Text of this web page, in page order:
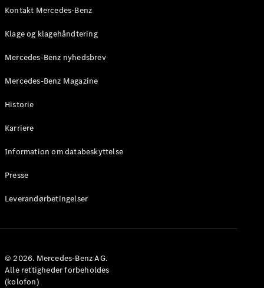
Kontakt Mercedes-Benz
Klage og klagehåndtering
Mercedes-Benz nyhedsbrev
Mercedes-Benz Magazine
Historie
Karriere
Information om databeskyttelse
Presse
Leverandørbetingelser
© 2026. Mercedes-Benz AG.
Alle rettigheder forbeholdes
(kolofon)